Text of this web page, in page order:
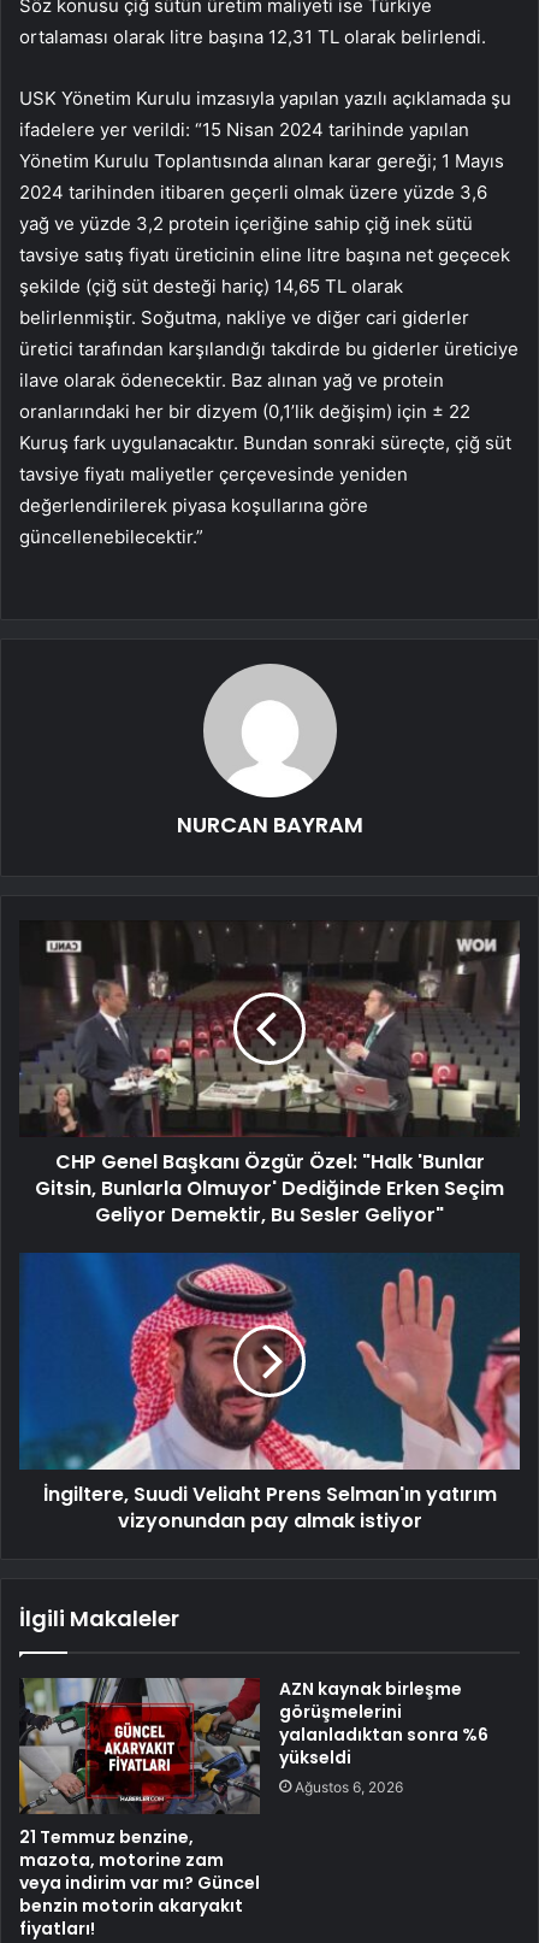
Söz konusu çiğ sütün üretim maliyeti ise Türkiye
ortalaması olarak litre başına 12,31 TL olarak belirlendi.
USK Yönetim Kurulu imzasıyla yapılan yazılı açıklamada şu
ifadelere yer verildi: “15 Nisan 2024 tarihinde yapılan
Yönetim Kurulu Toplantısında alınan karar gereği; 1 Mayıs
2024 tarihinden itibaren geçerli olmak üzere yüzde 3,6
yağ ve yüzde 3,2 protein içeriğine sahip çiğ inek sütü
tavsiye satış fiyatı üreticinin eline litre başına net geçecek
şekilde (çiğ süt desteği hariç) 14,65 TL olarak
belirlenmiştir. Soğutma, nakliye ve diğer cari giderler
üretici tarafından karşılandığı takdirde bu giderler üreticiye
ilave olarak ödenecektir. Baz alınan yağ ve protein
oranlarındaki her bir dizyem (0,1’lik değişim) için ± 22
Kuruş fark uygulanacaktır. Bundan sonraki süreçte, çiğ süt
tavsiye fiyatı maliyetler çerçevesinde yeniden
değerlendirilerek piyasa koşullarına göre
güncellenebilecektir.”
NURCAN BAYRAM
CHP Genel Başkanı Özgür Özel: "Halk 'Bunlar
Gitsin, Bunlarla Olmuyor' Dediğinde Erken Seçim
Geliyor Demektir, Bu Sesler Geliyor"
İngiltere, Suudi Veliaht Prens Selman'ın yatırım
vizyonundan pay almak istiyor
İlgili Makaleler
21 Temmuz benzine,
mazota, motorine zam
veya indirim var mı? Güncel
benzin motorin akaryakıt
fiyatları!
AZN kaynak birleşme
görüşmelerini
yalanladıktan sonra %6
yükseldi
Ağustos 6, 2026